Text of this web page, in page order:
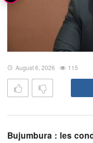
August 6, 2026 115
Bujumbura : les